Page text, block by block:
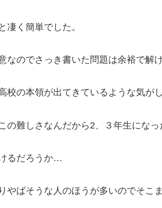
凄く簡単でした。
なのでさっき書いた問題は余裕で解
校の本領が出てきているような気がし
の難しさなんだから2、３年生になっ
るだろうか…
やばそうな人のほうが多いのでそこ